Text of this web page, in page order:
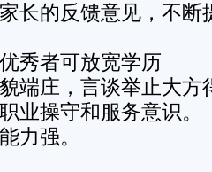
长的反馈意见，不断
秀者可放宽学历
端庄，言谈举止大方
业操守和服务意识。
力强。